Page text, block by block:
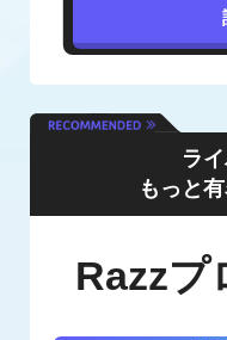
ラ
もっと
Razzプ